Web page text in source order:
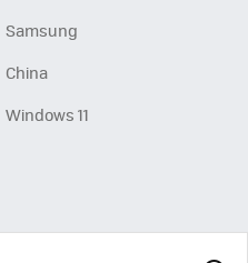
Samsung
China
Windows 11